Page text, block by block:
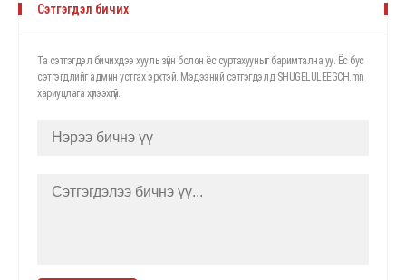
Сэтгэгдэл бичих
Та сэтгэгдэл бичихдээ хууль зүйн болон ёс суртахууныг баримтална уу. Ёс бус
сэтгэгдлийг админ устгах эрхтэй. Мэдээний сэтгэгдэлд SHUGELULEEGCH.mn
хариуцлага хүлээхгүй.